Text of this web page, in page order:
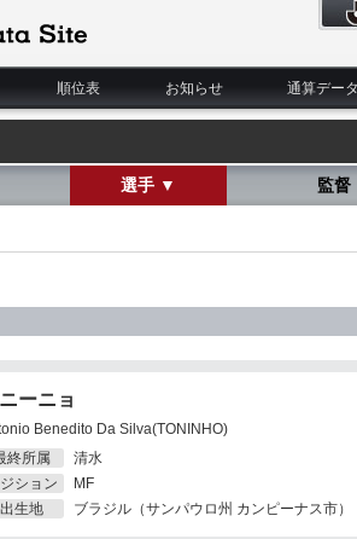
順位表 お知らせ 通算データ
選手 ▼ 監
ニーニョ
Benedito Da Silva(TONINHO)
終所属
清水
ション
MF
出生地
ブラジル（サンパウロ州 カンピーナス市）